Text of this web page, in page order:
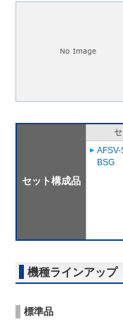
セット構成品
BSG
機種ラインアップ
標準品